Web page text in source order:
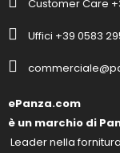
Customer Care
Uffici +39 0583
ePanza.com
è un marchio di
Leader nella